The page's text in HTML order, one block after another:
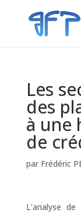
Les
des
à une
de
par Frédéric
L’analyse